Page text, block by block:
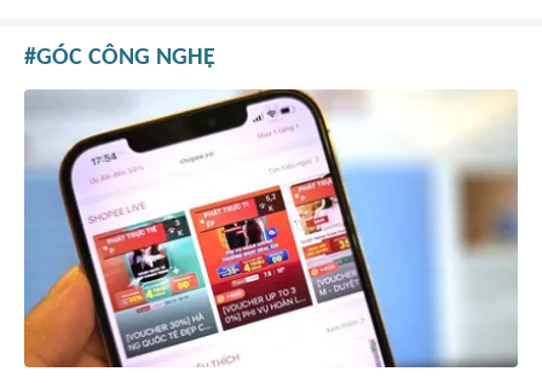
GÓC CÔNG NGHỆ